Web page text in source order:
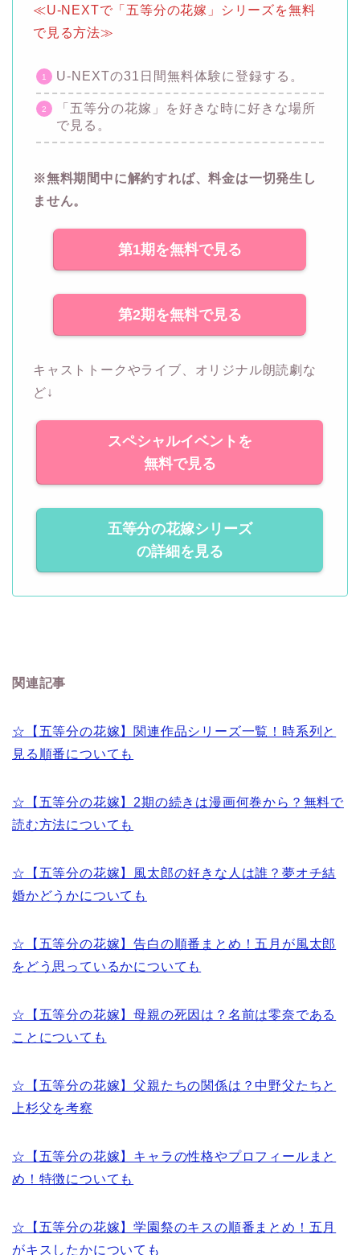
≪U-NEXTで「五等分の花嫁」シリーズを無料
で見る方法≫
U-NEXTの31日間無料体験に登録する。
「五等分の花嫁」を好きな時に好きな場所
で見る。
※無料期間中に解約すれば、料金は一切発生し
ません。
第1期を無料で見る
第2期を無料で見る
キャストトークやライブ、オリジナル朗読劇な
ど↓
スペシャルイベントを
無料で見る
五等分の花嫁シリーズ
の詳細を見る
関連記事
☆【五等分の花嫁】関連作品シリーズ一覧！時系列と
見る順番についても
☆【五等分の花嫁】2期の続きは漫画何巻から？無料で
読む方法についても
☆【五等分の花嫁】風太郎の好きな人は誰？夢オチ結
婚かどうかについても
☆【五等分の花嫁】告白の順番まとめ！五月が風太郎
をどう思っているかについても
☆【五等分の花嫁】母親の死因は？名前は零奈である
ことについても
☆【五等分の花嫁】父親たちの関係は？中野父たちと
上杉父を考察
☆【五等分の花嫁】キャラの性格やプロフィールまと
め！特徴についても
☆【五等分の花嫁】学園祭のキスの順番まとめ！五月
がキスしたかについても